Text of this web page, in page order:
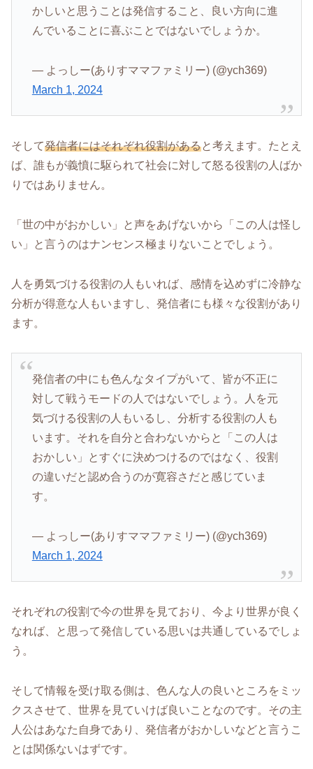
かしいと思うことは発信すること、良い方向に進
んでいることに喜ぶことではないでしょうか。
— よっしー(ありすママファミリー) (@ych369)
March 1, 2024
そして発信者にはそれぞれ役割があると考えます。たとえ
ば、誰もが義憤に駆られて社会に対して怒る役割の人ばか
りではありません。
「世の中がおかしい」と声をあげないから「この人は怪し
い」と言うのはナンセンス極まりないことでしょう。
人を勇気づける役割の人もいれば、感情を込めずに冷静な
分析が得意な人もいますし、発信者にも様々な役割があり
ます。
発信者の中にも色んなタイプがいて、皆が不正に
対して戦うモードの人ではないでしょう。人を元
気づける役割の人もいるし、分析する役割の人も
います。それを自分と合わないからと「この人は
おかしい」とすぐに決めつけるのではなく、役割
の違いだと認め合うのが寛容さだと感じていま
す。
— よっしー(ありすママファミリー) (@ych369)
March 1, 2024
それぞれの役割で今の世界を見ており、今より世界が良く
なれば、と思って発信している思いは共通しているでしょ
う。
そして情報を受け取る側は、色んな人の良いところをミッ
クスさせて、世界を見ていけば良いことなのです。その主
人公はあなた自身であり、発信者がおかしいなどと言うこ
とは関係ないはずです。